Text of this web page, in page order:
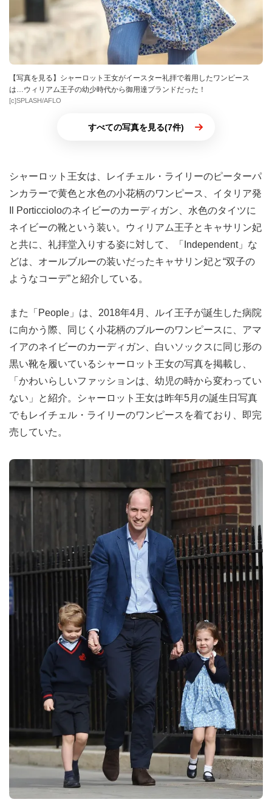
【写真を見る】シャーロット王女がイースター礼拝で着用したワンピース
は…ウィリアム王子の幼少時代から御用達ブランドだった！
[c]SPLASH/AFLO
すべての写真を見る(7件)
シャーロット王女は、レイチェル・ライリーのピーターパ
ンカラーで黄色と水色の小花柄のワンピース、イタリア発
Il Porticcioloのネイビーのカーディガン、水色のタイツに
ネイビーの靴という装い。ウィリアム王子とキャサリン妃
と共に、礼拝堂入りする姿に対して、「Independent」な
どは、オールブルーの装いだったキャサリン妃と“双子の
ようなコーデ”と紹介している。
また「People」は、2018年4月、ルイ王子が誕生した病院
に向かう際、同じく小花柄のブルーのワンピースに、アマ
イアのネイビーのカーディガン、白いソックスに同じ形の
黒い靴を履いているシャーロット王女の写真を掲載し、
「かわいらしいファッションは、幼児の時から変わってい
ない」と紹介。シャーロット王女は昨年5月の誕生日写真
でもレイチェル・ライリーのワンピースを着ており、即完
売していた。